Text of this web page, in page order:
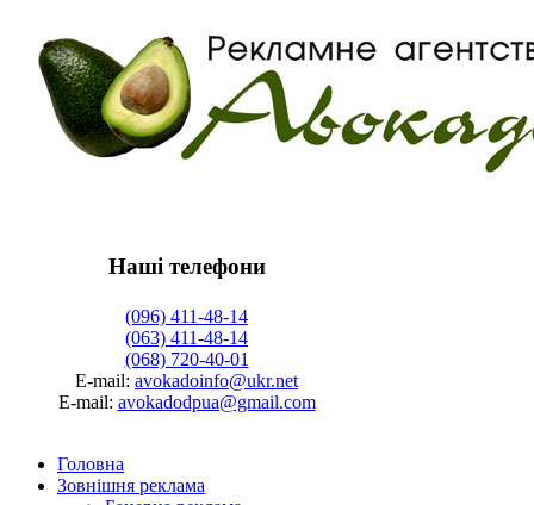
Наші телефони
(096) 411-48-14
(063) 411-48-14
(068) 720-40-01
Е-mail: avokadoinfo@ukr.net
Е-mail: avokadodpua@gmail.com
Головна
Зовнішня реклама